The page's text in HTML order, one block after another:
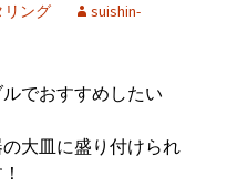
リング
suishin-
でおすすめしたい
大皿に盛り付けられ